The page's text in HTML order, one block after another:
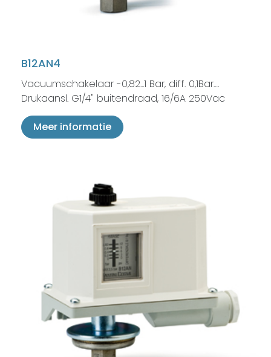
B12AN4
Vacuumschakelaar -0,82...1 Bar, diff. 0,1Bar.…
Drukaansl. G1/4" buitendraad, 16/6A 250Vac
Meer informatie